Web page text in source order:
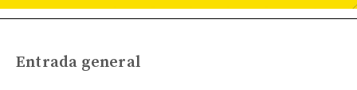
Entrada general